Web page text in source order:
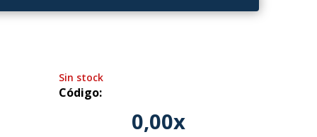
Sin stock
Código:
0,00x